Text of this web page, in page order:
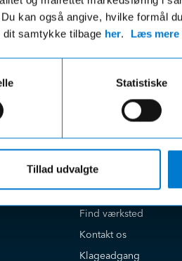
kan også angive, hvilke formål
samtykke tilbage her. Læs mere
Statistiske
Tillad udvalgte
ordre
Kundeservice
Book værkstedstid
Find salgsafdeling
Find værksted
Kontakt os
Klageadgang